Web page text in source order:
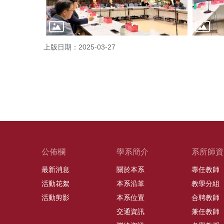
上版日期：2025-03-27
公佈欄
最新消息
活動花絮
活動剪影
學系簡介
關於本系
本系沿革
本系位置
交通資訊
系所師資
專任教師
教學分組
合聘教師
兼任教師